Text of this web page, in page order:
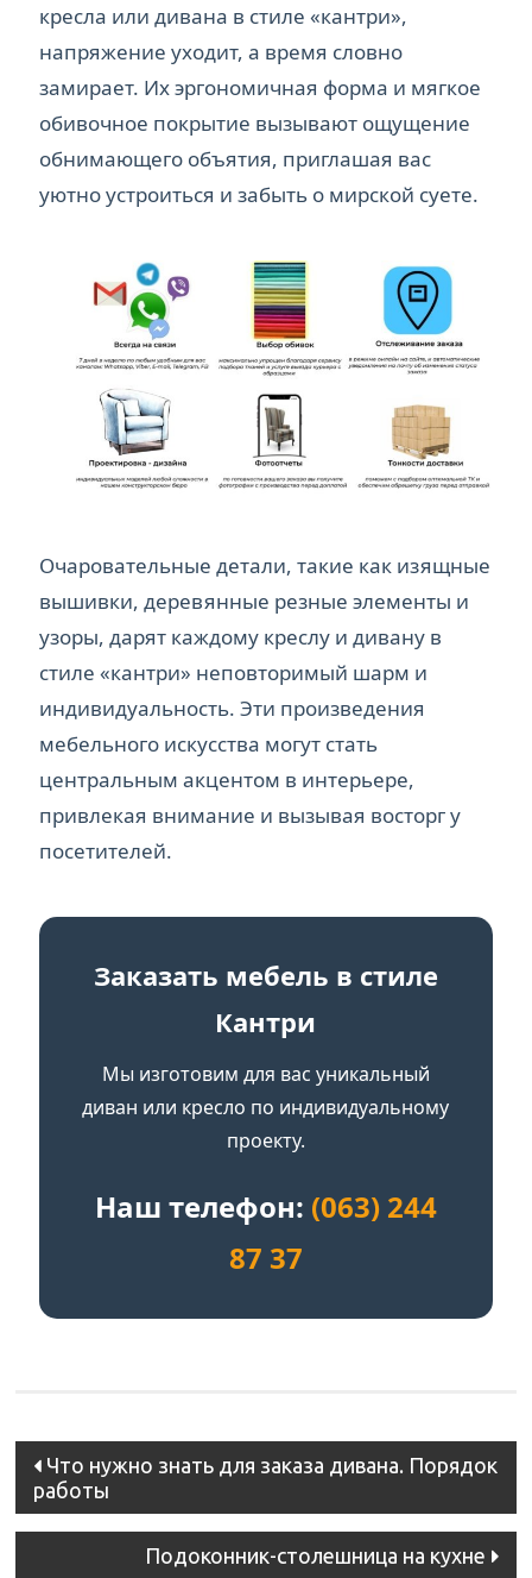
кресла или дивана в стиле «кантри»,
напряжение уходит, а время словно
замирает. Их эргономичная форма и мягкое
обивочное покрытие вызывают ощущение
обнимающего объятия, приглашая вас
уютно устроиться и забыть о мирской суете.
Очаровательные детали, такие как изящные
вышивки, деревянные резные элементы и
узоры, дарят каждому креслу и дивану в
стиле «кантри» неповторимый шарм и
индивидуальность. Эти произведения
мебельного искусства могут стать
центральным акцентом в интерьере,
привлекая внимание и вызывая восторг у
посетителей.
Заказать мебель в стиле
Кантри
Мы изготовим для вас уникальный
диван или кресло по индивидуальному
проекту.
Наш телефон: (063) 244
87 37
Post
navigation
Что нужно знать для заказа дивана. Порядок
работы
Подоконник-столешница на кухне